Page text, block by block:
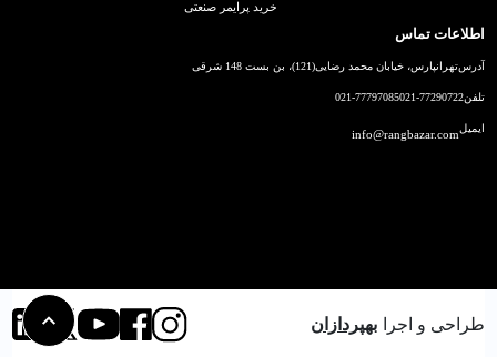
خرید پرایمر صنعتی
اطلاعات تماس
آدرستهرانپارس، خیابان محمد رضایی(121)، بن بست 148 شرقی
تلفن021-77290722
021-77797085
ایمیلinfo@rangbazar.com
طراحی و اجرا بهپردازان